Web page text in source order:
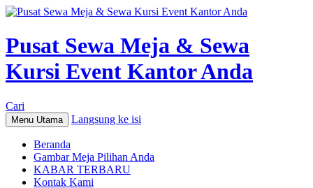
Pusat Sewa Meja & Sewa
Kursi Event Kantor Anda
Cari
Menu Utama Langsung ke isi
Beranda
Gambar Meja Pilihan Anda
KABAR TERBARU
Kontak Kami